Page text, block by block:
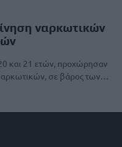
ναρκωτικών
και 21 ετών, προχώρησαν
σε βάρος των…